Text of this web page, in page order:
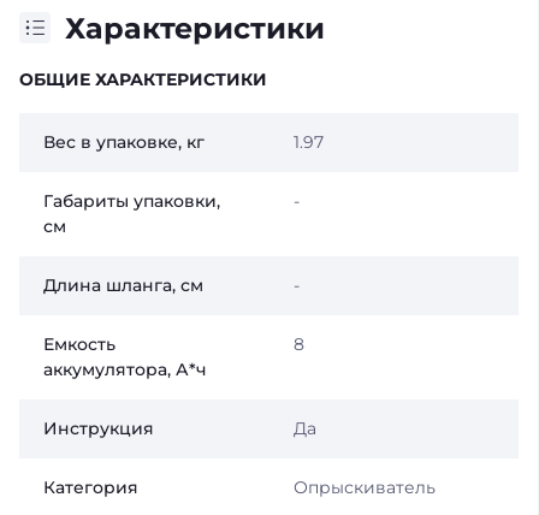
Характеристики
ОБЩИЕ ХАРАКТЕРИСТИКИ
Вес в упаковке, кг 1.97
Габариты упаковки,
см
-
Длина шланга, см -
Емкость
аккумулятора, А*ч
8
Инструкция Да
Категория Опрыскиватель